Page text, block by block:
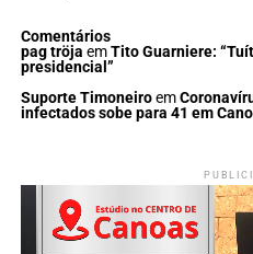
Comentários
pag tröja emTito Guarniere:
presidencial”
Suporte Timoneiroem
infectados sobe para 41 em